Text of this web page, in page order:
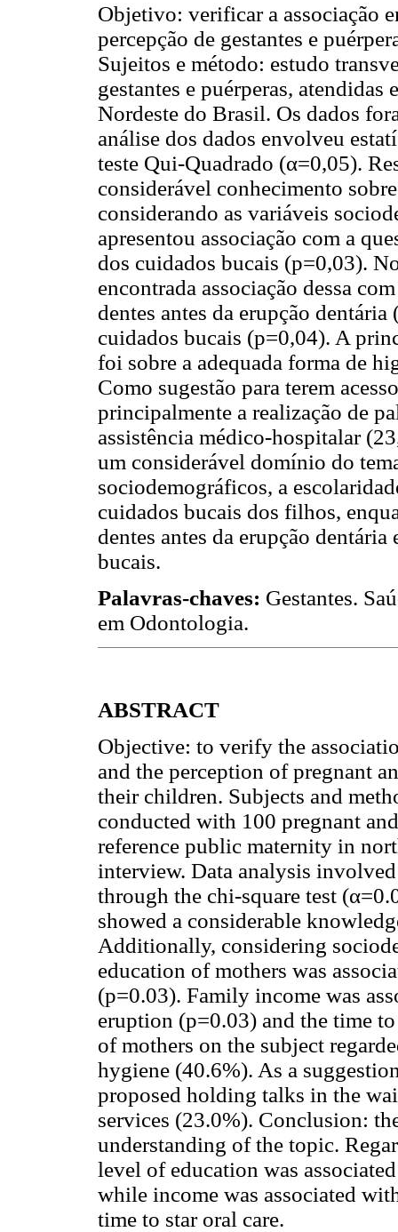
Objetivo: verificar a associação
percepção de gestantes e
Sujeitos e método: estudo
gestantes e puérperas,
Nordeste do Brasil. Os dados
análise dos dados envolveu
teste Qui-Quadrado (α=0,05).
considerável conhecimento
considerando as variáveis
apresentou associação com a
dos cuidados bucais (p=0,03).
encontrada associação dessa
dentes antes da erupção
cuidados bucais (p=0,04). A
foi sobre a adequada forma de
Como sugestão para terem
principalmente a realização de
assistência médico-hospitalar
um considerável domínio do
sociodemográficos, a
cuidados bucais dos filhos,
dentes antes da erupção
bucais.
Palavras-chaves: Gestantes.
em Odontologia.
ABSTRACT
Objective: to verify the
and the perception of pregnant
their children. Subjects and
conducted with 100 pregnant
reference public maternity in
interview. Data analysis
through the chi-square test
showed a considerable
Additionally, considering
education of mothers was
(p=0.03). Family income was
eruption (p=0.03) and the time
of mothers on the subject
hygiene (40.6%). As a
proposed holding talks in the
services (23.0%). Conclusion:
understanding of the topic.
level of education was
while income was associated
time to star oral care.